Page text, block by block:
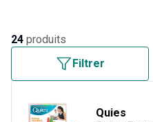
Quies a depuis lors
de produits: différents
produits d'hygiène pour les
produits anti-ronflement.
24 produits
Filtrer
Quies